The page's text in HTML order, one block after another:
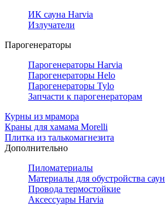
ИК сауна Harvia
Излучатели
Парогенераторы
Парогенераторы Harvia
Парогенераторы Helo
Парогенераторы Tylo
Запчасти к парогенераторам
Курны из мрамора
Краны для хамама Morelli
Плитка из талькомагнезита
Дополнительно
Пиломатериалы
Материалы для обустройства саун
Провода термостойкие
Аксессуары Harvia